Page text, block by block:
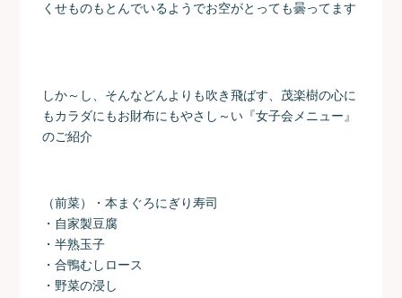
くせものもとんでいるようでお空がとっても曇ってます
しか～し、そんなどんよりも吹き飛ばす、茂楽樹の心に
もカラダにもお財布にもやさし～い『女子会メニュー』
のご紹介
（前菜）・本まぐろにぎり寿司
・自家製豆腐
・半熟玉子
・合鴨むしロース
・野菜の浸し